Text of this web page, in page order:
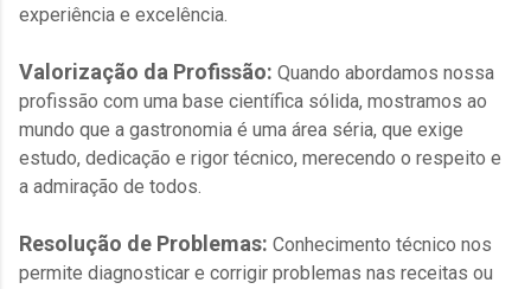
experiência e excelência.
Valorização da Profissão: Quando abordamos nossa
profissão com uma base científica sólida, mostramos ao
mundo que a gastronomia é uma área séria, que exige
estudo, dedicação e rigor técnico, merecendo o respeito e
a admiração de todos.
Resolução de Problemas: Conhecimento técnico nos
permite diagnosticar e corrigir problemas nas receitas ou